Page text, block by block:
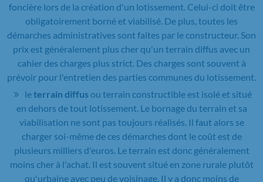
foncière lors de la création d'un lotissement. Celui-ci doit être
obligatoirement borné et viabilisé. De plus, toutes les
démarches administratives sont faites par le constructeur. Son
prix est généralement plus cher qu'un terrain diffus avec un
cahier des charges plus strict. Des charges sont souvent à
prévoir pour l'entretien des parties communes du lotissement.
leterrain diffusou terrain constructible est isolé et situé
en dehors de tout lotissement. Le bornage du terrain et sa
viabilisation ne sont pas toujours réalisés. Il faut alors se
charger soi-même de ces démarches dont le coût est de
plusieurs milliers d'euros. Le terrain est donc généralement
moins cher à l'achat. Il est souvent situé en zone rurale plutôt
qu'urbaine avec peu de voisinage. Il y a donc moins de